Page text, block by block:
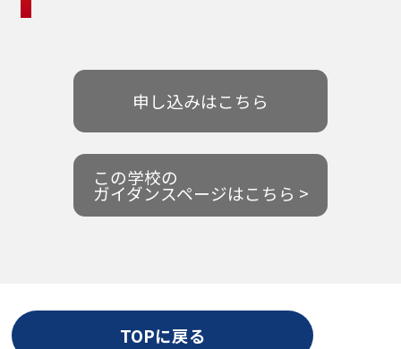
申し込みはこちら
この学校の
ガイダンスページはこちら >
TOPに戻る